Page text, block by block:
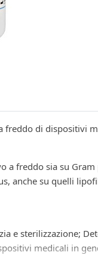
freddo di dispositivi
a freddo sia su
anche su quelli
e sterilizzazione;
medicali in